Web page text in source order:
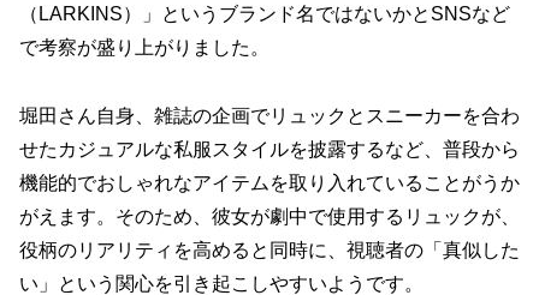
（LARKINS）」というブランド名ではないかとSNSなど
で考察が盛り上がりました。
堀田さん自身、雑誌の企画でリュックとスニーカーを合わ
せたカジュアルな私服スタイルを披露するなど、普段から
機能的でおしゃれなアイテムを取り入れていることがうか
がえます。そのため、彼女が劇中で使用するリュックが、
役柄のリアリティを高めると同時に、視聴者の「真似した
い」という関心を引き起こしやすいようです。